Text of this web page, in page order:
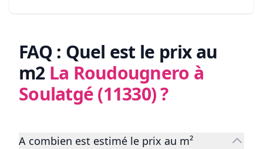
FAQ : Quel est le prix au
m2 La Roudougnero à
Soulatgé (11330)?
A combien est estimé le prix au m²